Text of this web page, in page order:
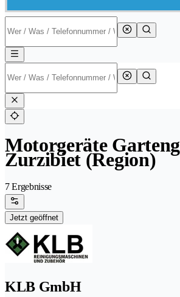
Motorgeräte
Zurzibiet (Region)
7 Ergebnisse
Jetzt geöffnet
KLB GmbH